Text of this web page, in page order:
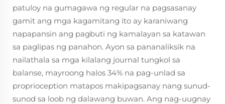
patuloy na gumagawa ng regular na pagsasanay
gamit ang mga kagamitang ito ay karaniwang
napapansin ang pagbuti ng kamalayan sa katawan
sa paglipas ng panahon. Ayon sa pananaliksik na
nailathala sa mga kilalang journal tungkol sa
balanse, mayroong halos 34% na pag-unlad sa
proprioception matapos makipagsanay nang sunud-
sunod sa loob ng dalawang buwan. Ang nag-uugnay